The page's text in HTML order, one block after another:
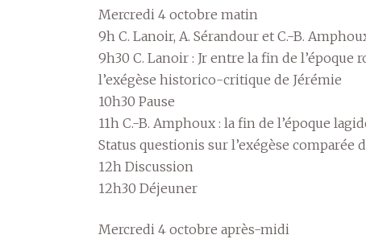
Mercredi 4 octobre matin
9h C. Lanoir, A. Sérandour et C.-B.
9h30 C. Lanoir : Jr entre la fin de l’époque
l’exégèse historico-critique de Jérémie
10h30 Pause
11h C.-B. Amphoux : la fin de l’époque
Status questionis sur l’exégèse comparée
12h Discussion
12h30 Déjeuner
Mercredi 4 octobre après-midi